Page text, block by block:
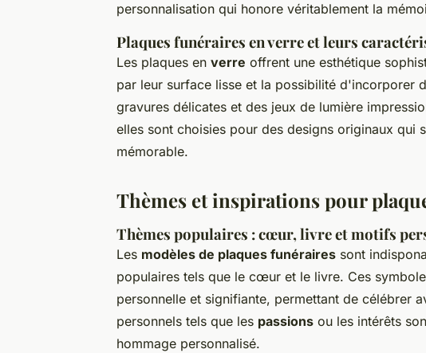
personnalisation qui honore véritablement la
Plaques funéraires en verre et leurs
Les plaques en verre offrent une esthétique
par leur surface lisse et la possibilité d'incorporer
gravures délicates et des jeux de lumière
elles sont choisies pour des designs originaux qui
mémorable.
Thèmes et inspirations pour
Thèmes populaires : cœur, livre et motifs
Les modèles de plaques funéraires sont
populaires tels que le cœur et le livre. Ces
personnelle et signifiante, permettant de célébrer
personnels tels que les passions ou les intérêts
hommage personnalisé.